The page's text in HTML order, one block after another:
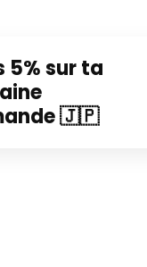
5% sur ta
🇯🇵